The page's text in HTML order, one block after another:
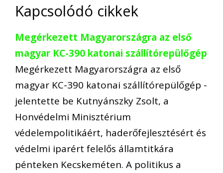
Kapcsolódó cikkek
Megérkezett Magyarországra az első
magyar KC-390 katonai szállítórepülőgép
Megérkezett Magyarországra az első
magyar KC-390 katonai szállítórepülőgép -
jelentette be Kutnyánszky Zsolt, a
Honvédelmi Minisztérium
védelempolitikáért, haderőfejlesztésért és
védelmi iparért felelős államtitkára
pénteken Kecskeméten. A politikus a